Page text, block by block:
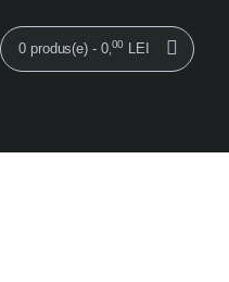
0 produs(e) - 0, 00 LEI